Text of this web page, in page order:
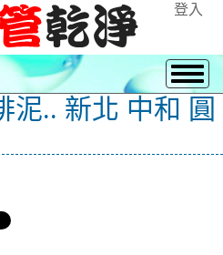
登入
泥.. 新北 中和 圓